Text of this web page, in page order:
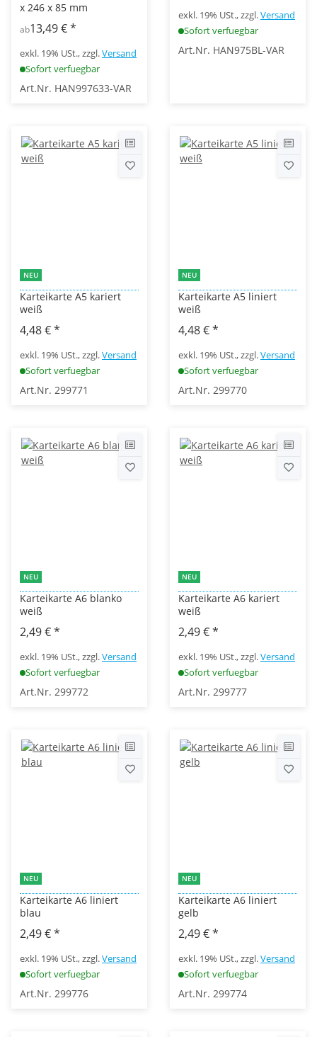
x 246 x 85 mm
ab13,49 €*
exkl. 19% USt., zzgl.Versand
Sofort verfuegbar
Art.Nr. HAN997633-VAR
exkl. 19% USt., zzgl.Versand
Sofort verfuegbar
Art.Nr. HAN975BL-VAR
NEU
Karteikarte A5 kariert
weiß
4,48 €*
exkl. 19% USt., zzgl.Versand
Sofort verfuegbar
Art.Nr. 299771
NEU
Karteikarte A5 liniert
weiß
4,48 €*
exkl. 19% USt., zzgl.Versand
Sofort verfuegbar
Art.Nr. 299770
NEU
Karteikarte A6 blanko
weiß
2,49 €*
exkl. 19% USt., zzgl.Versand
Sofort verfuegbar
Art.Nr. 299772
NEU
Karteikarte A6 kariert
weiß
2,49 €*
exkl. 19% USt., zzgl.Versand
Sofort verfuegbar
Art.Nr. 299777
NEU
Karteikarte A6 liniert
blau
2,49 €*
exkl. 19% USt., zzgl.Versand
Sofort verfuegbar
Art.Nr. 299776
NEU
Karteikarte A6 liniert
gelb
2,49 €*
exkl. 19% USt., zzgl.Versand
Sofort verfuegbar
Art.Nr. 299774